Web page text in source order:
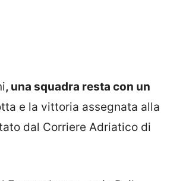
, una squadra resta con un
e la vittoria assegnata alla
dal Corriere Adriatico di